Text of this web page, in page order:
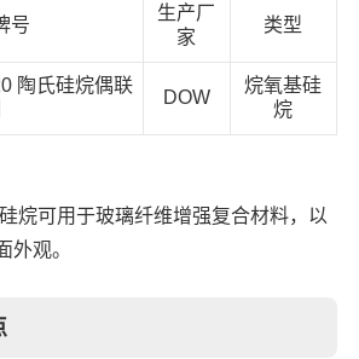
号
生产厂
家
类型
陶氏硅烷偶联
DOW
烷氧基硅
烷
烷可用于玻璃纤维增强复合材料，以
外观。